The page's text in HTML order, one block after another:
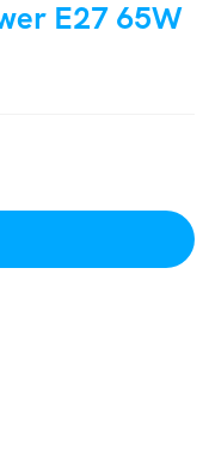
E27 65W